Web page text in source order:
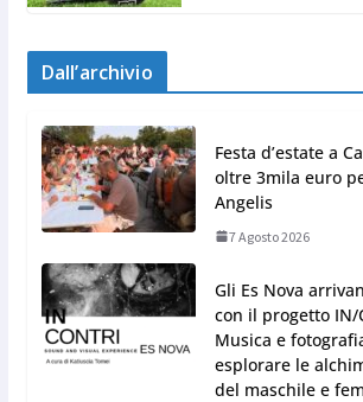
Dall’archivio
Festa d’estate a
oltre 3mila euro
Angelis
7 Agosto 2026
Gli Es Nova
con il progetto IN/
Musica e
esplorare le
del maschile e